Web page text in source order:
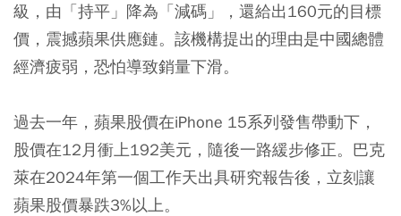
級，由「持平」降為「減碼」，還給出160元的目標
價，震撼蘋果供應鏈。該機構提出的理由是中國總體
經濟疲弱，恐怕導致銷量下滑。
過去一年，蘋果股價在iPhone 15系列發售帶動下，
股價在12月衝上192美元，隨後一路緩步修正。巴克
萊在2024年第一個工作天出具研究報告後，立刻讓
蘋果股價暴跌3%以上。